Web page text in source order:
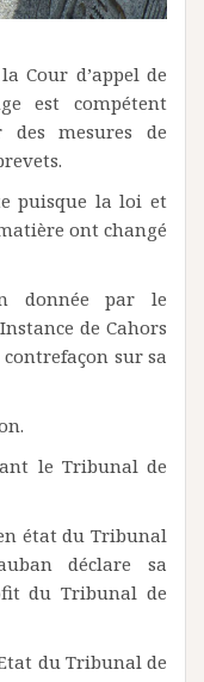
Cour d’appel de
est compétent
mesures de
puisque la loi et
ont changé
donnée par le
de Cahors
sur sa
le Tribunal de
état du Tribunal
déclare sa
du Tribunal de
du Tribunal de